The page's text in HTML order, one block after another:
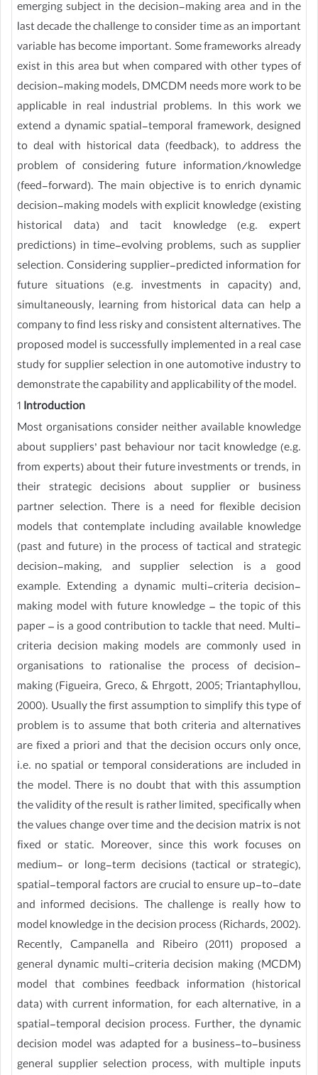
emerging subject in the decision-making area and in the
last decade the challenge to consider time as an important
variable has become important. Some frameworks already
exist in this area but when compared with other types of
decision-making models, DMCDM needs more work to be
applicable in real industrial problems. In this work we
extend a dynamic spatial-temporal framework, designed
to deal with historical data (feedback), to address the
problem of considering future information/knowledge
(feed-forward). The main objective is to enrich dynamic
decision-making models with explicit knowledge (existing
historical data) and tacit knowledge (e.g. expert
predictions) in time-evolving problems, such as supplier
selection. Considering supplier-predicted information for
future situations (e.g. investments in capacity) and,
simultaneously, learning from historical data can help a
company to find less risky and consistent alternatives. The
proposed model is successfully implemented in a real case
study for supplier selection in one automotive industry to
demonstrate the capability and applicability of the model.
1 Introduction
Most organisations consider neither available knowledge
about suppliers’ past behaviour nor tacit knowledge (e.g.
from experts) about their future investments or trends, in
their strategic decisions about supplier or business
partner selection. There is a need for flexible decision
models that contemplate including available knowledge
(past and future) in the process of tactical and strategic
decision-making, and supplier selection is a good
example. Extending a dynamic multi-criteria decision-
making model with future knowledge – the topic of this
paper – is a good contribution to tackle that need. Multi-
criteria decision making models are commonly used in
organisations to rationalise the process of decision-
making (Figueira, Greco, & Ehrgott, 2005; Triantaphyllou,
2000). Usually the first assumption to simplify this type of
problem is to assume that both criteria and alternatives
are fixed a priori and that the decision occurs only once,
i.e. no spatial or temporal considerations are included in
the model. There is no doubt that with this assumption
the validity of the result is rather limited, specifically when
the values change over time and the decision matrix is not
fixed or static. Moreover, since this work focuses on
medium- or long-term decisions (tactical or strategic),
spatial-temporal factors are crucial to ensure up-to-date
and informed decisions. The challenge is really how to
model knowledge in the decision process (Richards, 2002).
Recently, Campanella and Ribeiro (2011) proposed a
general dynamic multi-criteria decision making (MCDM)
model that combines feedback information (historical
data) with current information, for each alternative, in a
spatial-temporal decision process. Further, the dynamic
decision model was adapted for a business-to-business
general supplier selection process, with multiple inputs